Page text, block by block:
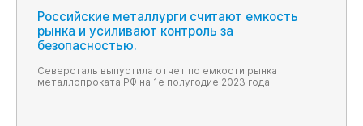
Российские металлурги считают емкость
рынка и усиливают контроль за
безопасностью.
Северсталь выпустила отчет по емкости рынка
металлопроката РФ на 1е полугодие 2023 года.